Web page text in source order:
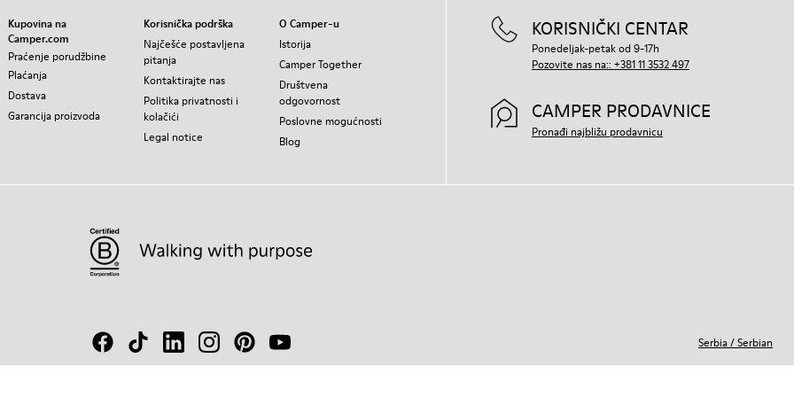
Kupovina na
Camper.com
Praćenje porudžbine
Plaćanja
Dostava
Garancija proizvoda
Korisnička podrška
Najčešće postavljena
pitanja
Kontaktirajte nas
Politika privatnosti i
kolačići
Legal notice
O Camper-u
Istorija
Camper Together
Društvena
odgovornost
Poslovne mogućnosti
Blog
KORISNIČKI CENTAR
Ponedeljak-petak od 9-17h
Pozovite nas na:: +381 11 3532 497
CAMPER PRODAVNICE
Pronađi najbližu prodavnicu
Serbia/Serbian